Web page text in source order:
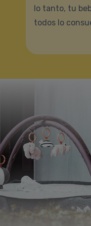
lo tanto, tu
todos lo